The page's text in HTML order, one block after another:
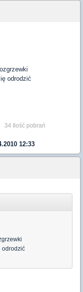
odrodzić
34 Ilość pobrań
12:33
odrodzić